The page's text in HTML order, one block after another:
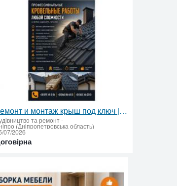
Ремонт и монтаж крыш под ключ | Кровельные работы
та ремонт-
(Дніпропетровська область)
07/2026